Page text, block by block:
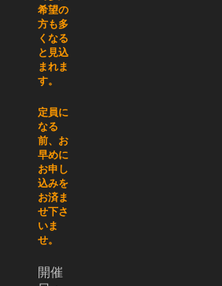
希望の
方も多
くなる
と見込
まれま
す。
定員に
なる
前、お
早めに
お申し
込みを
お済ま
せ下さ
いま
せ。
開催